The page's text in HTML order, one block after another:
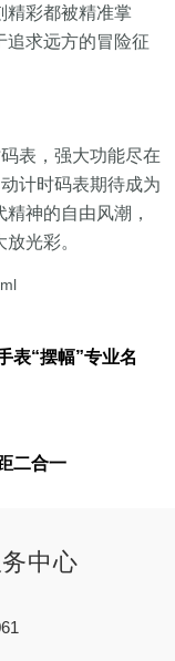
精彩都被精准掌
追求远方的冒险征
表，强大功能尽在
计时码表期待成为
神的自由风潮，
光彩。
表“摆幅”专业名
二合一
中心